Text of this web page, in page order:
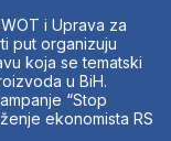
i Uprava za
put organizuju
koja se tematski
u BiH.
“Stop
ekonomista RS